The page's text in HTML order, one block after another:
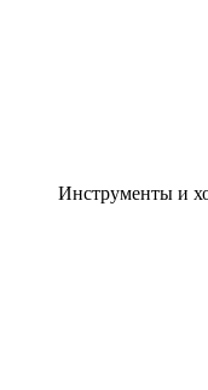
Инструменты и